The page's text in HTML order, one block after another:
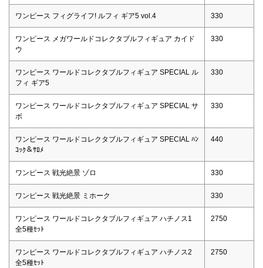
ワンピース フィグライフ! ルフィ ギア5 vol.4 330
ワンピース メガワールドコレクタブルフィギュア カイド
ウ
330
ワンピース ワールドコレクタブルフィギュア SPECIAL ル
フィ ギア5
330
ワンピース ワールドコレクタブルフィギュア SPECIAL サ
ボ
330
ワンピース ワールドコレクタブルフィギュア SPECIAL ﾊﾝ
ｺｯｸ＆ｻﾛﾒ
440
ワンピース 戦光絶景 ゾロ 330
ワンピース 戦光絶景 ミホーク 330
ワンピース ワールドコレクタブルフィギュア ハチノス1
全5種ｾｯﾄ
2750
ワンピース ワールドコレクタブルフィギュア ハチノス2
全5種ｾｯﾄ
2750